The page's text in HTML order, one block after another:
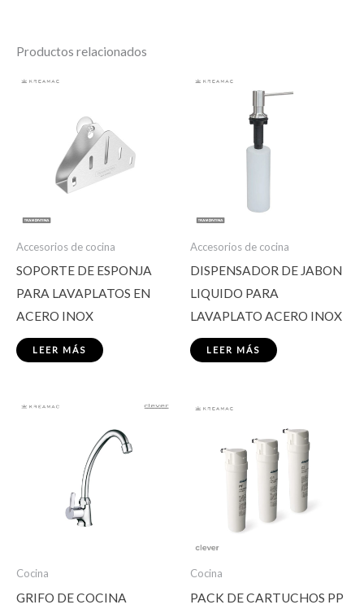
Productos relacionados
Accesorios de cocina
SOPORTE DE ESPONJA
PARA LAVAPLATOS EN
ACERO INOX
LEER MÁS
Accesorios de cocina
DISPENSADOR DE JABON
LIQUIDO PARA
LAVAPLATO ACERO INOX
LEER MÁS
Cocina
GRIFO DE COCINA
Cocina
PACK DE CARTUCHOS PP